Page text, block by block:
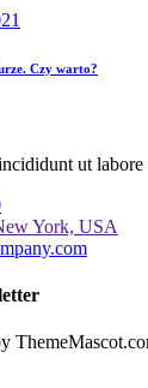
Czy warto?
ut labore
York, USA